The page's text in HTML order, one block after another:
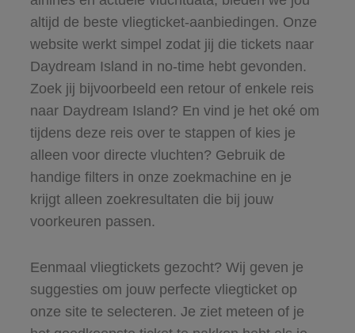
altijd de beste vliegticket-aanbiedingen. Onze
website werkt simpel zodat jij die tickets naar
Daydream Island in no-time hebt gevonden.
Zoek jij bijvoorbeeld een retour of enkele reis
naar Daydream Island? En vind je het oké om
tijdens deze reis over te stappen of kies je
alleen voor directe vluchten? Gebruik de
handige filters in onze zoekmachine en je
krijgt alleen zoekresultaten die bij jouw
voorkeuren passen.
Eenmaal vliegtickets gezocht? Wij geven je
suggesties om jouw perfecte vliegticket op
onze site te selecteren. Je ziet meteen of je